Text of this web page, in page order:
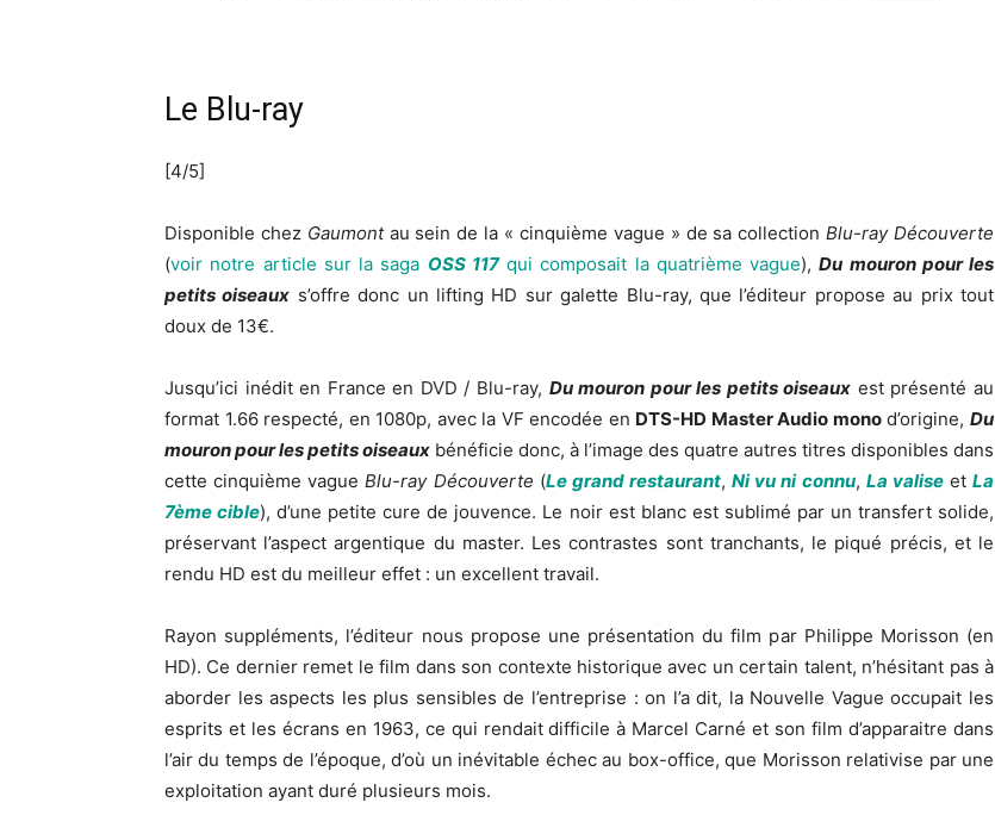
Le Blu-ray
[4/5]
Disponible chezGaumont au sein de la « cinquième vague » de sa collectionBlu-ray Découverte
(voir notre article sur la saga OSS 117qui composait la quatrième vague),Du mouron pour les
petits oiseaux s’offre donc un lifting HD sur galette Blu-ray, que l’éditeur propose au prix tout
doux de 13€.
Jusqu’ici inédit en France en DVD / Blu-ray, Du mouron pour les petits oiseaux est présenté au
format 1.66 respecté, en 1080p, avec la VF encodée en DTS-HD Master Audio monod’origine,Du
mouron pour les petits oiseaux bénéficie donc, à l’image des quatre autres titres disponibles dans
cette cinquième vagueBlu-ray Découverte (Le grand restaurant,Ni vu ni connu, La valiseetLa
7ème cible), d’une petite cure de jouvence. Le noir est blanc est sublimé par un transfert solide,
préservant l’aspect argentique du master. Les contrastes sont tranchants, le piqué précis, et le
rendu HD est du meilleur effet : un excellent travail.
Rayon suppléments, l’éditeur nous propose une présentation du film par Philippe Morisson (en
HD). Ce dernier remet le film dans son contexte historique avec un certain talent, n’hésitant pas à
aborder les aspects les plus sensibles de l’entreprise : on l’a dit, la Nouvelle Vague occupait les
esprits et les écrans en 1963, ce qui rendait difficile à Marcel Carné et son film d’apparaitre dans
l’air du temps de l’époque, d’où un inévitable échec au box-office, que Morisson relativise par une
exploitation ayant duré plusieurs mois.